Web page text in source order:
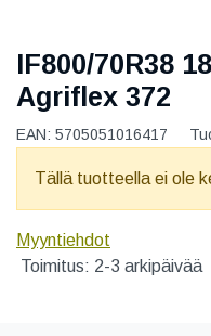
IF800/70R38
Agriflex 372
EAN: 5705051016417
Tällä tuotteella ei ole
Myyntiehdot
Toimitus: 2-3 arkipäivää